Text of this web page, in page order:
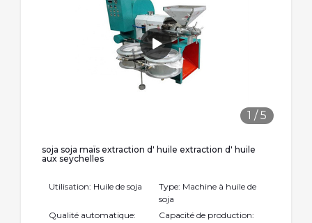
1 /5
soja soja maïs extraction d' huile extraction d' huile
aux seychelles
Utilisation: Huile de soja
Type: Machine à huile de
soja
Qualité automatique:
Capacité de production: